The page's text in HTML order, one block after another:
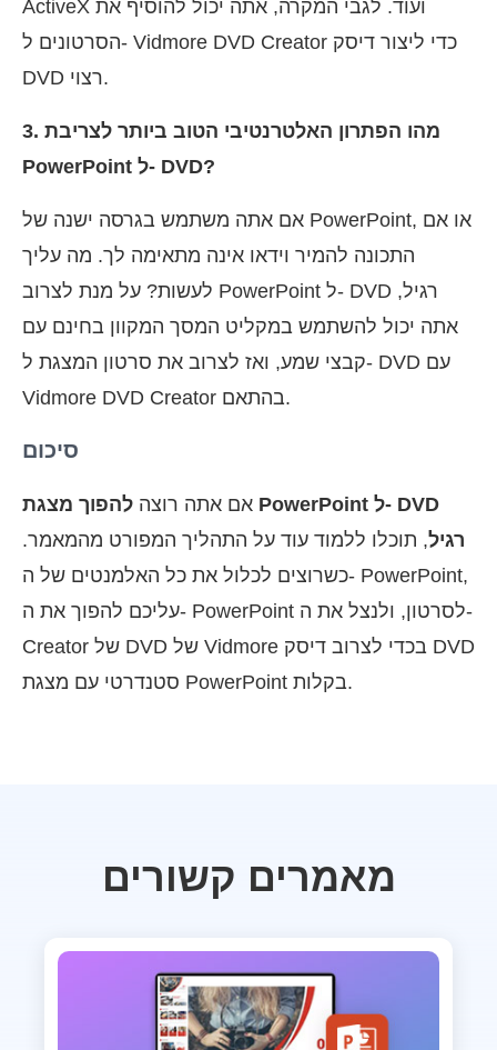
ActiveX ועוד. לגבי המקרה, אתה יכול להוסיף את
הסרטונים ל- Vidmore DVD Creator כדי ליצור דיסק
DVD רצוי.
3. מהו הפתרון האלטרנטיבי הטוב ביותר לצריבת
PowerPoint ל- DVD?
אם אתה משתמש בגרסה ישנה של PowerPoint, או אם
התכונה להמיר וידאו אינה מתאימה לך. מה עליך
לעשות? על מנת לצרוב PowerPoint ל- DVD רגיל,
אתה יכול להשתמש במקליט המסך המקוון בחינם עם
קבצי שמע, ואז לצרוב את סרטון המצגת ל- DVD עם
Vidmore DVD Creator בהתאם.
סיכום
אם אתה רוצה להפוך מצגת PowerPoint ל- DVD
רגיל, תוכלו ללמוד עוד על התהליך המפורט מהמאמר.
כשרוצים לכלול את כל האלמנטים של ה- PowerPoint,
עליכם להפוך את ה- PowerPoint לסרטון, ולנצל את ה-
Creator של DVD של Vidmore בכדי לצרוב דיסק DVD
סטנדרטי עם מצגת PowerPoint בקלות.
מאמרים קשורים